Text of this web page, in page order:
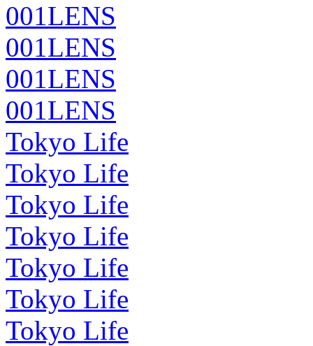
001LENS
001LENS
001LENS
001LENS
Tokyo Life
Tokyo Life
Tokyo Life
Tokyo Life
Tokyo Life
Tokyo Life
Tokyo Life